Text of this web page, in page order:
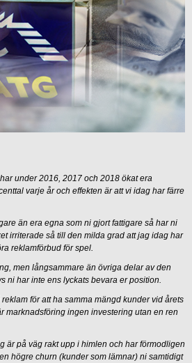
under 2016, 2017 och 2018 ökat era
varje år och effekten är att vi idag har färre
än era egna som ni gjort fattigare så har ni
irriterade så till den milda grad att jag idag har
reklamförbud för spel.
men långsammare än övriga delar av den
ni har inte ens lyckats bevara er position.
för att ha samma mängd kunder vid årets
marknadsföring ingen investering utan en ren
är på väg rakt upp i himlen och har förmodligen
högre churn (kunder som lämnar) ni samtidigt